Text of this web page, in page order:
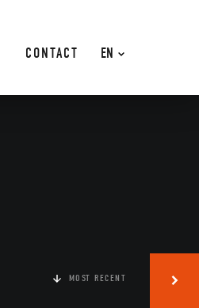
EN
CONTACT
MOST RECENT